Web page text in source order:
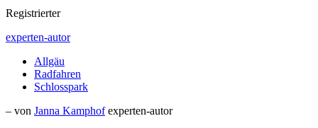
Registrierter
experten-autor
Allgäu
Radfahren
Schlosspark
– von Janna Kamphof experten-autor